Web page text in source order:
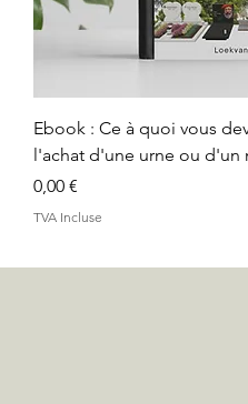
Ebook : Ce à quoi vous
l'achat d'une urne ou d'un
Prix
0,00 €
TVA Incluse